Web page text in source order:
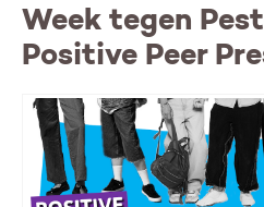
Week tegen
Positive Peer